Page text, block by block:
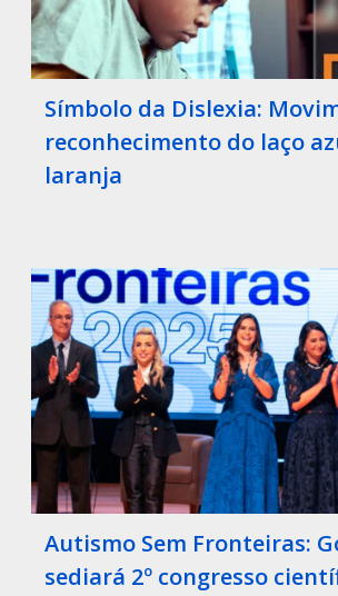
Símbolo da Dislexia:
reconhecimento do laço
laranja
Autismo Sem Fronteiras:
sediará 2º congresso